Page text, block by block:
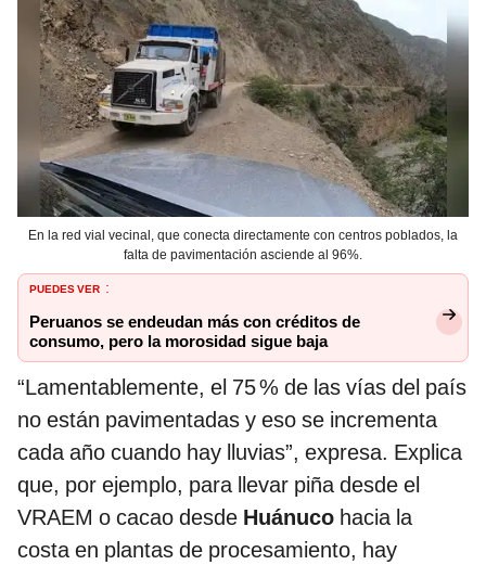
En la red vial vecinal, que conecta directamente con centros poblados, la
falta de pavimentación asciende al 96%.
PUEDES VER :
Peruanos se endeudan más con créditos de
consumo, pero la morosidad sigue baja
“Lamentablemente, el 75 % de las vías del país
no están pavimentadas y eso se incrementa
cada año cuando hay lluvias”, expresa. Explica
que, por ejemplo, para llevar piña desde el
VRAEM o cacao desde Huánuco hacia la
costa en plantas de procesamiento, hay